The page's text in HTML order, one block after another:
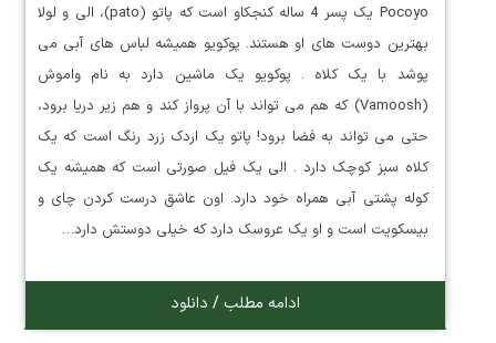
Pocoyo یک پسر 4 ساله کنجکاو است که پاتو (pato)، الی و لولا
بهترین دوست های او هستند. پوکویو همیشه لباس های آبی می
پوشد با یک کلاه . پوکویو یک ماشین دارد به نام واموش
(Vamoosh) که هم می تواند با آن پرواز کند و هم زیر دریا برود،
حتی می تواند به فضا برود! پاتو یک اردک زرد رنگ است که یک
کلاه سبز کوچک دارد . الی یک فیل صورتی است که همیشه یک
کوله پشتی آبی همراه خود دارد. اون عاشق درست کردن چای و
بیسکویت است و او یک عروسک دارد که خیلی دوستش دارد…
ادامه مطلب / دانلود